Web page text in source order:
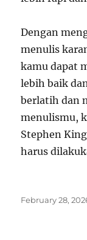
Dengan
menulis
kamu dapat
lebih baik
berlatih dan
menulismu,
Stephen
harus
Posted
February 28,